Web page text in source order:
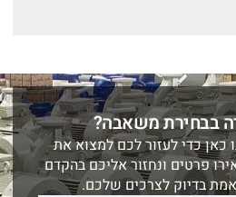
בבחירת משאבה?
כאן כדי לעזור לכם למצוא את
פרטים ונחזור אליכם בהקדם
בדיוק לצרכים שלכם.